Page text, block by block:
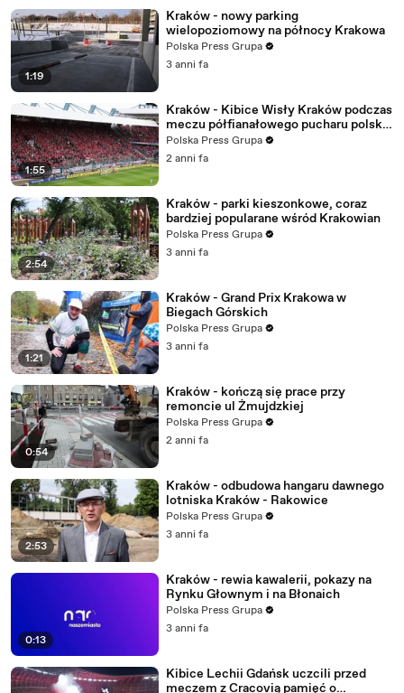
1:19
Kraków - nowy parking
wielopoziomowy na północy Krakowa
Polska Press Grupa
3 anni fa
1:55
Kraków - Kibice Wisły Kraków podczas
meczu półfianałowego pucharu polski
z Piastem GFliwice
Polska Press Grupa
2 anni fa
2:54
Kraków - parki kieszonkowe, coraz
bardziej popularane wśród Krakowian
Polska Press Grupa
3 anni fa
1:21
Kraków - Grand Prix Krakowa w
Biegach Górskich
Polska Press Grupa
3 anni fa
0:54
Kraków - kończą się prace przy
remoncie ul Żmujdzkiej
Polska Press Grupa
2 anni fa
2:53
Kraków - odbudowa hangaru dawnego
lotniska Kraków - Rakowice
Polska Press Grupa
3 anni fa
0:13
Kraków - rewia kawalerii, pokazy na
Rynku Głownym i na Błonaich
Polska Press Grupa
3 anni fa
Kibice Lechii Gdańsk uczcili przed
meczem z Cracovią pamięć o